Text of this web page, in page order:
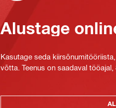
Alustage
Kasutage seda
võtta. Teenus on saadaval tööajal,